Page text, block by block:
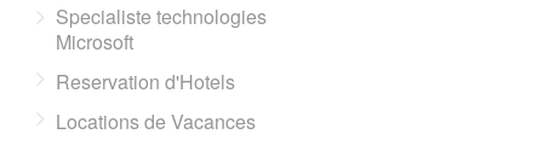
Specialiste technologies
Microsoft
Reservation d'Hotels
Locations de Vacances